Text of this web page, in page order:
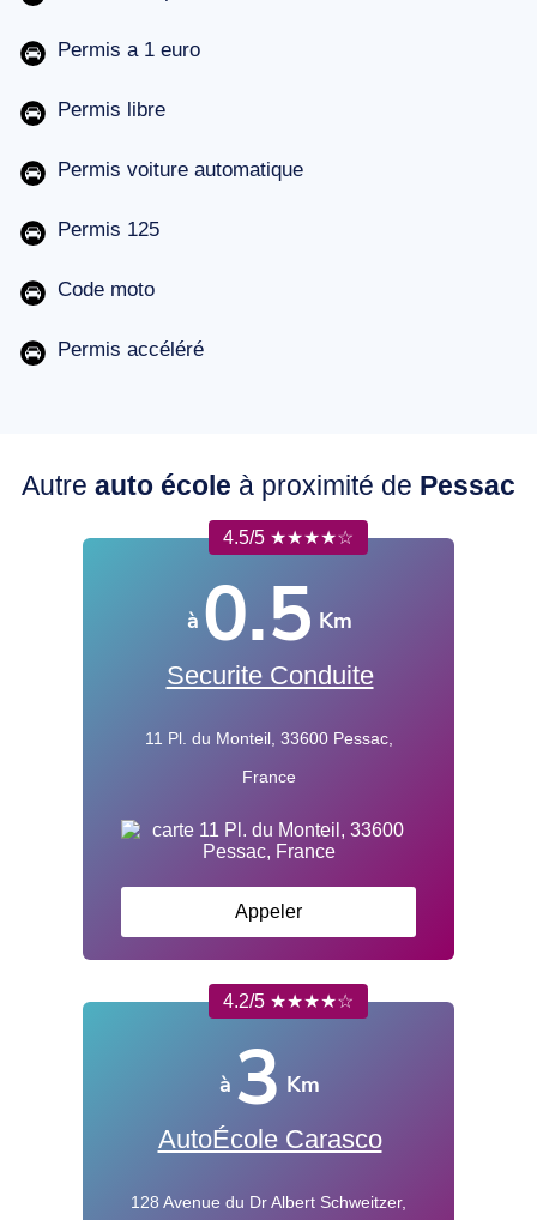
Permis a 1 euro
Permis libre
Permis voiture automatique
Permis 125
Code moto
Permis accéléré
Autre auto école à proximité de Pessac
4.5/5 ★★★★☆
à 0.5 Km
Securite Conduite
11 Pl. du Monteil, 33600 Pessac,
France
Appeler
4.2/5 ★★★★☆
à 3 Km
AutoÉcole Carasco
128 Avenue du Dr Albert Schweitzer,